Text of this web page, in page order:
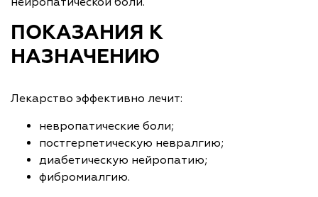
ПОКАЗАНИЯ К
НАЗНАЧЕНИЮ
Лекарство эффективно лечит:
невропатические боли;
постгерпетическую невралгию;
диабетическую нейропатию;
фибромиалгию.